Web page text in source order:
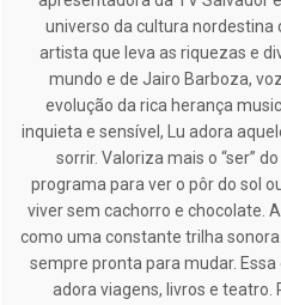
universo da cultura nordestina
artista que leva as riquezas e
mundo e de Jairo Barboza,
evolução da rica herança
inquieta e sensível, Lu adora
sorrir. Valoriza mais o “ser”
programa para ver o pôr do sol
viver sem cachorro e chocolate.
como uma constante trilha
sempre pronta para mudar.
adora viagens, livros e teatro.